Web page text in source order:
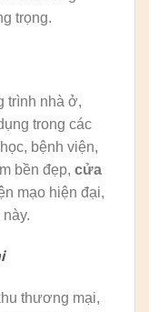
trọng.
trình nhà ở,
trong các
bệnh viện,
bền đẹp, cửa
mạo hiện đại,
thương mại,